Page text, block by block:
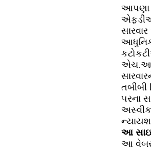
આપણા
તબીબી
પરના
આ
આ